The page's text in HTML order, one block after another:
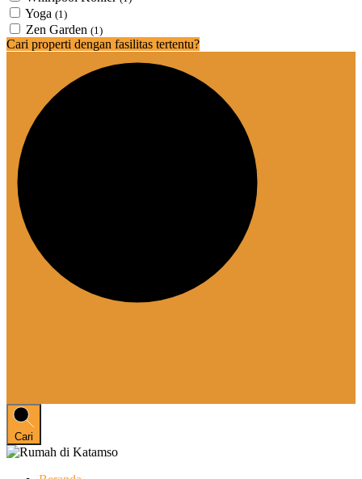
Yoga (1)
Zen Garden (1)
Cari properti dengan fasilitas tertentu?
Cari